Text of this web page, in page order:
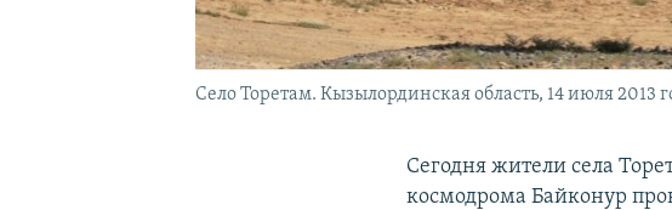
Село Торетам. Кызылординская область, 14 июля 2013
Сегодня жители села
космодрома Байконур